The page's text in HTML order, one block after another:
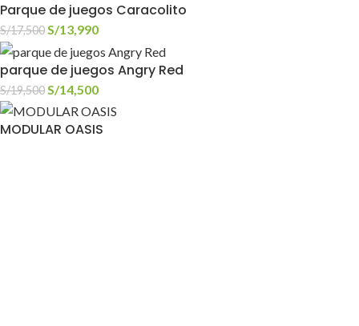
Parque de juegos Caracolito
S/17,500S/13,990
parque de juegos Angry Red
S/19,500S/14,500
MODULAR OASIS